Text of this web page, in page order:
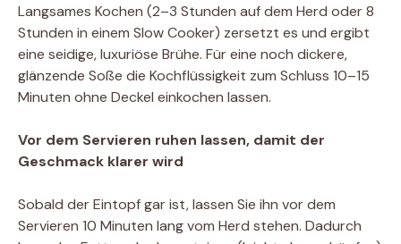
Langsames Kochen (2–3 Stunden auf dem Herd oder 8
Stunden in einem Slow Cooker) zersetzt es und ergibt
eine seidige, luxuriöse Brühe. Für eine noch dickere,
glänzende Soße die Kochflüssigkeit zum Schluss 10–15
Minuten ohne Deckel einkochen lassen.
Vor dem Servieren ruhen lassen, damit der
Geschmack klarer wird
Sobald der Eintopf gar ist, lassen Sie ihn vor dem
Servieren 10 Minuten lang vom Herd stehen. Dadurch